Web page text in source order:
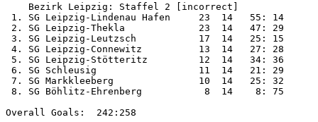
    Bezirk Leipzig: Staffel 2 [incorrect]
1. SG Leipzig-Lindenau Hafen     23  14   55: 14
2. SG Leipzig-Thekla             23  14   47: 29
3. SG Leipzig-Leutzsch           17  14   25: 15
4. SG Leipzig-Connewitz          13  14   27: 28
5. SG Leipzig-Stötteritz         12  14   34: 36
6. SG Schleusig                  11  14   21: 29
7. SG Markkleeberg               10  14   25: 32
8. SG Böhlitz-Ehrenberg           8  14    8: 75
Overall Goals:  242:258